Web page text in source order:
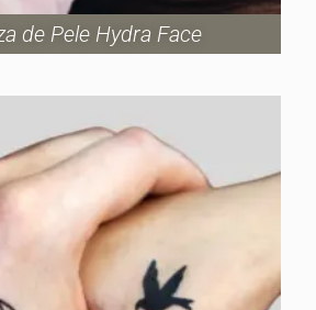
de Pele Hydra Face